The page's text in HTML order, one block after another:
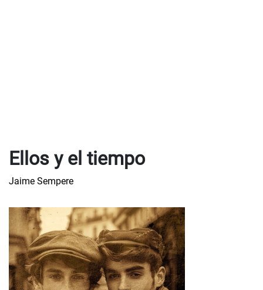
Ellos y el tiempo
Jaime Sempere